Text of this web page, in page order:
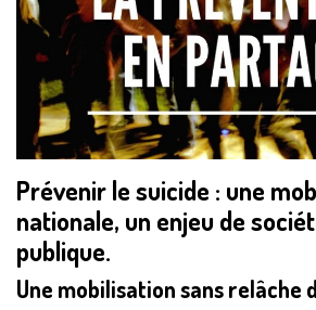
Prévenir le suicide : une
nationale, un enjeu de
publique.
Une mobilisation sans relâche